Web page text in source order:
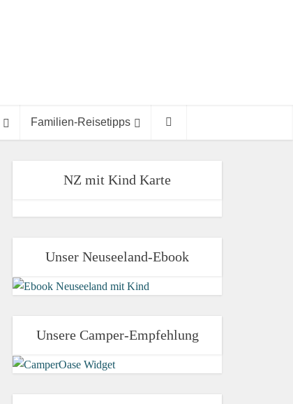
Familien-Reisetipps
NZ mit Kind Karte
Unser Neuseeland-Ebook
Unsere Camper-Empfehlung